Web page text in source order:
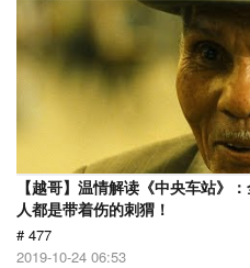
【越哥】温情解读《中央车站》
人都是带着伤的刺猬！
# 477
2019-10-24 06:53